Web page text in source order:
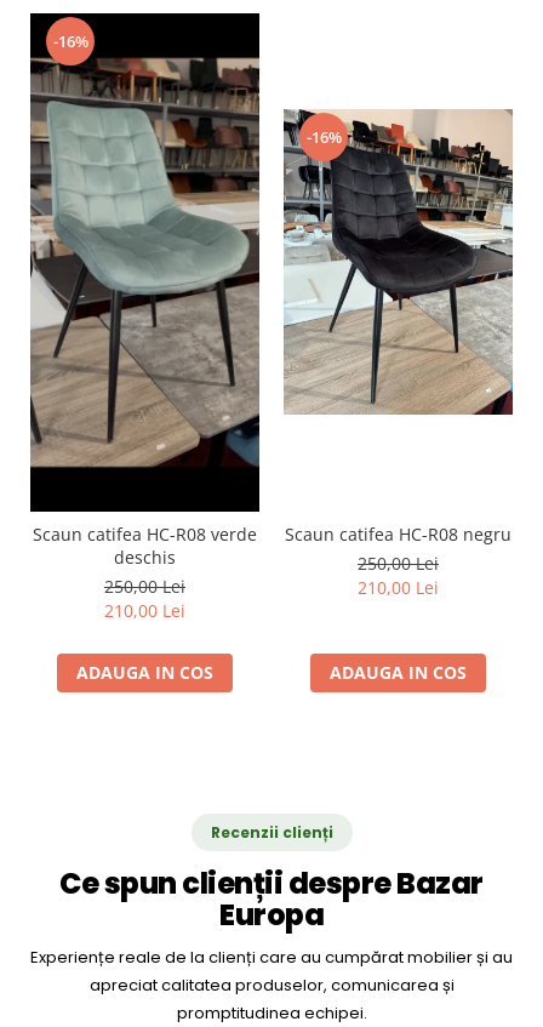
-16%
Scaun catifea HC-R08 verde
deschis
250,00 Lei
210,00 Lei
ADAUGA IN COS
-16%
Scaun catifea HC-R08 negru
250,00 Lei
210,00 Lei
ADAUGA IN COS
Recenzii clienți
Ce spun clienții despre Bazar
Europa
Experiențe reale de la clienți care au cumpărat mobilier și au
apreciat calitatea produselor, comunicarea și
promptitudinea echipei.